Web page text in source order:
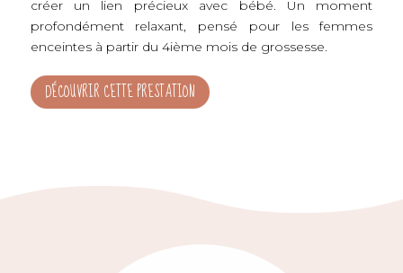
créer un lien précieux avec bébé. Un moment
profondément relaxant, pensé pour les femmes
enceintes à partir du 4ième mois de grossesse.
DÉCOUVRIR CETTE PRESTATION